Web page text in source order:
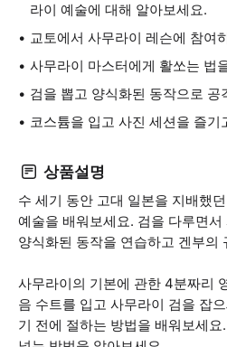
라이 예술에 대해 알아보세요.
교토에서 사무라이 레슨에 참여
사무라이 마스터에게 활쏘는 법
검을 뽑고 양식화된 동작으로 공
코스튬을 입고 사진 세션을 즐기
상품설명
수 세기 동안 고대 일본을 지배했
예술을 배워보세요. 검을 다루면
양식화된 동작을 연습하고 겐부의
사무라이의 기본에 관한 4분짜리
음 수트를 입고 사무라이 검을 잡
기 전에 절하는 방법을 배워보세